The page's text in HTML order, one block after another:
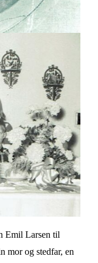
Emil Larsen til
mor og stedfar, en